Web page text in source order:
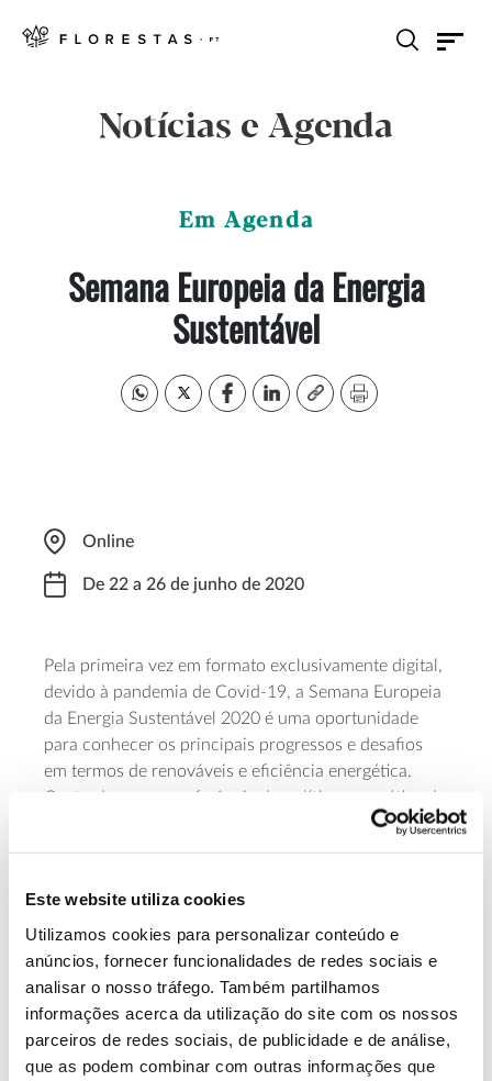
Este website utiliza cookies
Utilizamos cookies para personalizar conteúdo e
anúncios, fornecer funcionalidades de redes sociais e
analisar o nosso tráfego. Também partilhamos
informações acerca da utilização do site com os nossos
parceiros de redes sociais, de publicidade e de análise,
que as podem combinar com outras informações que
Notícias e Agenda
Em Agenda
Semana Europeia da Energia
Sustentável
Online
De 22 a 26 de junho de 2020
Pela primeira vez em formato exclusivamente digital,
devido à pandemia de Covid-19, a Semana Europeia
da Energia Sustentável 2020 é uma oportunidade
para conhecer os principais progressos e desafios
em termos de renováveis e eficiência energética.
Centrada numa conferência de política energética de
alto nível, a Semana Europeia é organizada pela
Comissão Europeia. O tema deste ano é “Para além
crescimento verdes”, sendo o Pacto Ecológico da
União Europeia ( EU Green Deal) um tema transversal.
Saiba mais sobre a Semana Europeia da
Energia Sustentável